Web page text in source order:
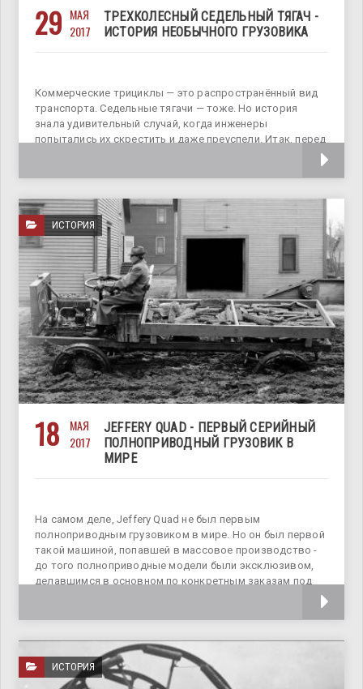
29 МАЯ
2017
ТРЕХКОЛЕСНЫЙ СЕДЕЛЬНЫЙ ТЯГАЧ -
ИСТОРИЯ НЕОБЫЧНОГО ГРУЗОВИКА
Коммерческие трициклы — это распространённый вид
транспорта. Седельные тягачи — тоже. Но история
знала удивительный случай, когда инженеры
попытались их скрестить и даже преуспели. Итак, перед
ИСТОРИЯ
18
МАЯ
2017
JEFFERY QUAD - ПЕРВЫЙ СЕРИЙНЫЙ
ПОЛНОПРИВОДНЫЙ ГРУЗОВИК В
МИРЕ
На самом деле, Jeffery Quad не был первым
полноприводным грузовиком в мире. Но он был первой
такой машиной, попавшей в массовое производство -
до того полноприводные модели были эксклюзивом,
делавшимся в основном по конкретным заказам под
ИСТОРИЯ